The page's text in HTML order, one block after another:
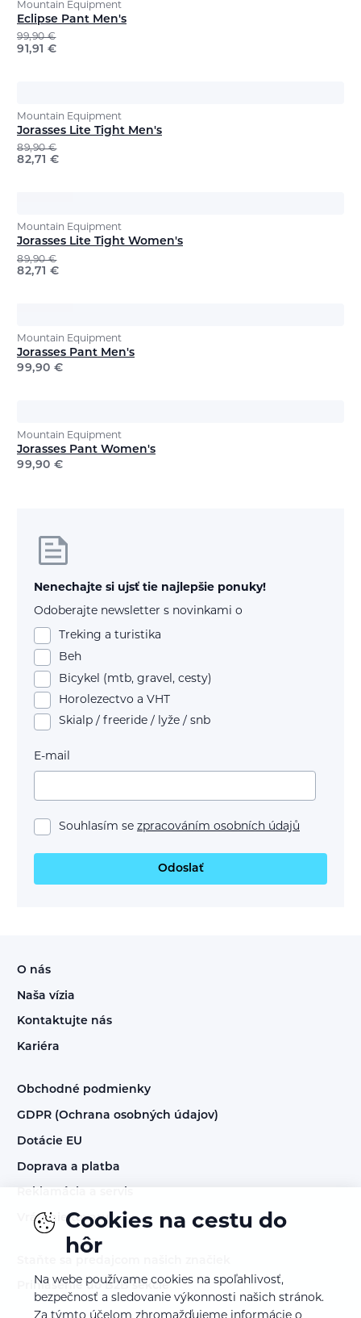
Mountain Equipment
Eclipse Pant Men's
99,90€
91,91 €
Mountain Equipment
Jorasses Lite Tight Men's
89,90€
82,71 €
Mountain Equipment
Jorasses Lite Tight Women's
89,90€
82,71 €
Mountain Equipment
Jorasses Pant Men's
99,90 €
Mountain Equipment
Jorasses Pant Women's
99,90 €
Nenechajte si ujsť tie najlepšie ponuky!
Odoberajte newsletter s novinkami o
Treking a turistika
Beh
Bicykel (mtb, gravel, cesty)
Horolezectvo a VHT
Skialp / freeride / lyže / snb
E-mail
Souhlasím se zpracováním osobních údajů
Odoslať
O nás
Naša vízia
Kontaktujte nás
Kariéra
Obchodné podmienky
GDPR (Ochrana osobných údajov)
Dotácie EU
Doprava a platba
Vrátenie tovaru
Prihlásenie do B2B sekcie
Cookies na cestu do
hôr
Na webe používame cookies na spoľahlivosť,
bezpečnosť a sledovanie výkonnosti našich stránok.